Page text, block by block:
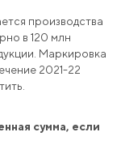
производства
в 120 млн
Маркировка
2021-22
сумма, если